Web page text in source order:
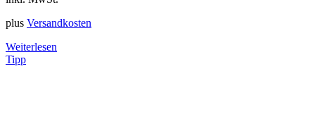
plus Versandkosten
Weiterlesen
Tipp